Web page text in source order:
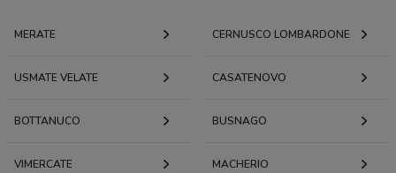
MERATE CERNUSCO LOMBARDONE
USMATE VELATE CASATENOVO
BOTTANUCO BUSNAGO
VIMERCATE MACHERIO